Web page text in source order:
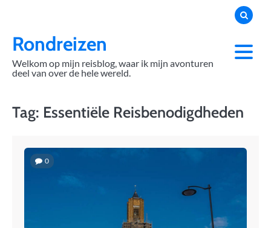
contentRondreizen
Welkom op mijn reisblog, waar ik mijn avonturen
deel van over de hele wereld.
Tag: Essentiële Reisbenodigdheden
0